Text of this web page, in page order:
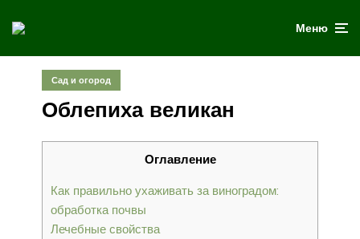
Меню
Сад и огород
Облепиха великан
Оглавление
Как правильно ухаживать за виноградом:
обработка почвы
Лечебные свойства